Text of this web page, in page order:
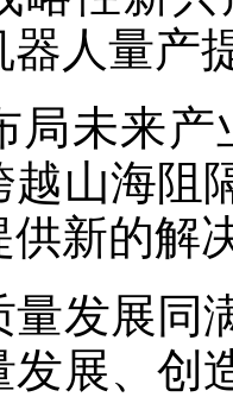
器人量产
来产
越山海阻
供新的
展同满
发展、创